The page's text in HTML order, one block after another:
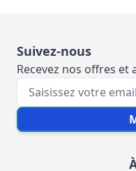
Suivez-nous
Recevez nos offres et
Votre e-mail